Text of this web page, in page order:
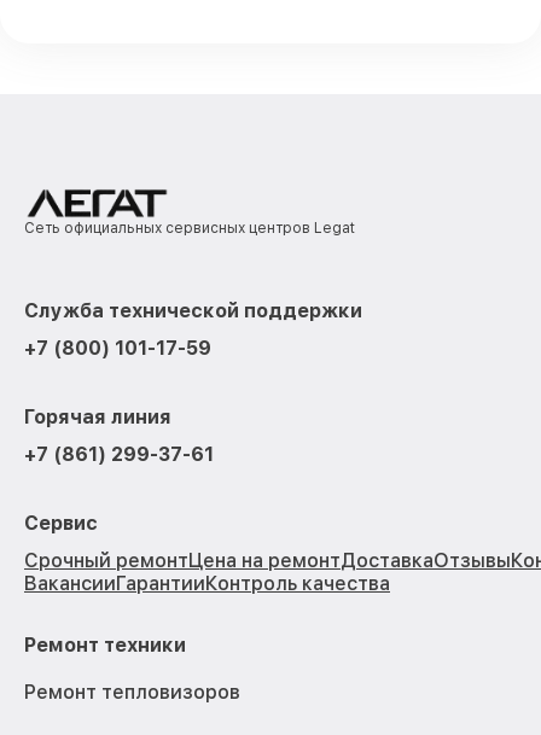
Сеть официальных сервисных центров Legat
Служба технической поддержки
+7 (800) 101-17-59
Горячая линия
+7 (861) 299-37-61
Сервис
Срочный ремонтЦена на ремонтДоставкаОтзывы
ВакансииГарантииКонтроль качества
Ремонт техники
Ремонт тепловизоров